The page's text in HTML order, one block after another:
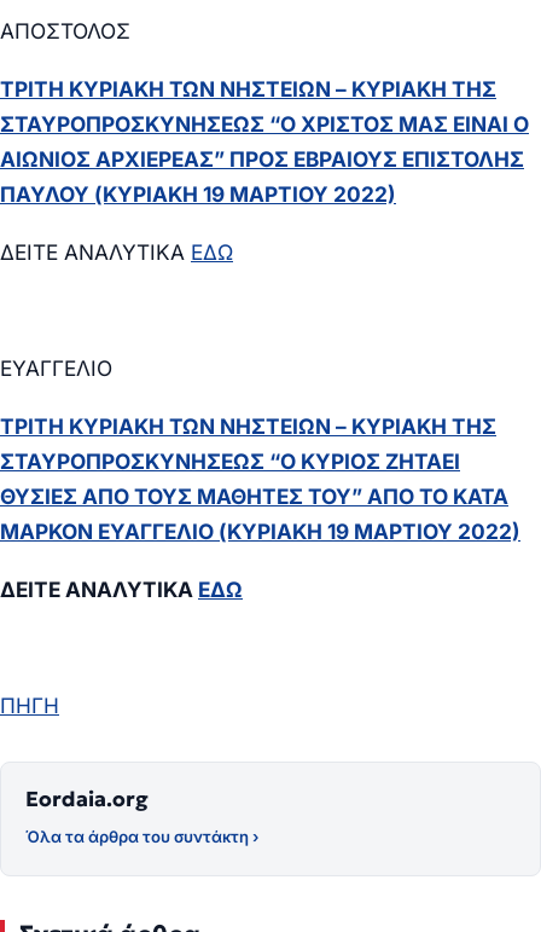
ΑΠΟΣΤΟΛΟΣ
ΤΡΙΤΗ ΚΥΡΙΑΚΗ ΤΩΝ ΝΗΣΤΕΙΩΝ – ΚΥΡΙΑΚΗ ΤΗΣ
ΣΤΑΥΡΟΠΡΟΣΚΥΝΗΣΕΩΣ “Ο ΧΡΙΣΤΟΣ ΜΑΣ ΕΙΝΑΙ Ο
ΑΙΩΝΙΟΣ ΑΡΧΙΕΡΕΑΣ” ΠΡΟΣ ΕΒΡΑΙΟΥΣ ΕΠΙΣΤΟΛΗΣ
ΠΑΥΛΟΥ (ΚΥΡΙΑΚΗ 19 ΜΑΡΤΙΟΥ 2022)
ΔΕΙΤΕ ΑΝΑΛΥΤΙΚΑ ΕΔΩ
ΕΥΑΓΓΕΛΙΟ
ΤΡΙΤΗ ΚΥΡΙΑΚΗ ΤΩΝ ΝΗΣΤΕΙΩΝ – ΚΥΡΙΑΚΗ ΤΗΣ
ΣΤΑΥΡΟΠΡΟΣΚΥΝΗΣΕΩΣ “Ο ΚΥΡΙΟΣ ΖΗΤΑΕΙ
ΘΥΣΙΕΣ ΑΠΟ ΤΟΥΣ ΜΑΘΗΤΕΣ ΤΟΥ” ΑΠΟ ΤΟ ΚΑΤΑ
ΜΑΡΚΟΝ ΕΥΑΓΓΕΛΙΟ (ΚΥΡΙΑΚΗ 19 ΜΑΡΤΙΟΥ 2022)
ΔΕΙΤΕ ΑΝΑΛΥΤΙΚΑ ΕΔΩ
ΠΗΓΗ
Eordaia.org
Όλα τα άρθρα του συντάκτη ›